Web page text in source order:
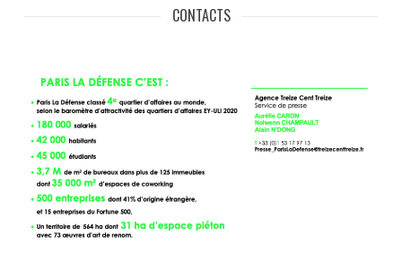
CONTACTS